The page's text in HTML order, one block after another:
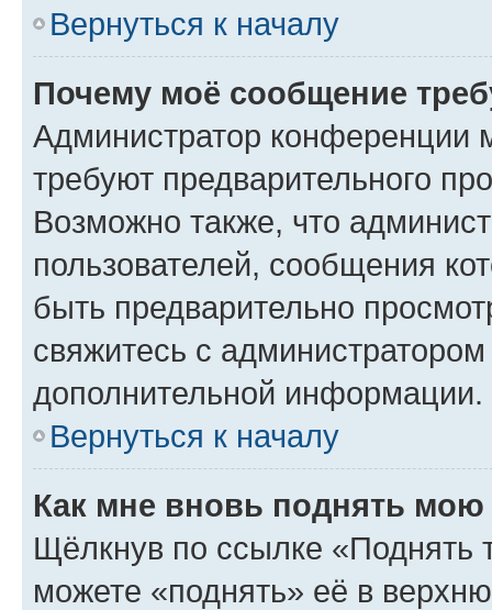
Вернуться к началу
Почему моё сообщение
Администратор конференции
требуют предварительного
Возможно также, что
пользователей, сообщения
быть предварительно
свяжитесь с
дополнительной информации.
Вернуться к началу
Как мне вновь поднять мою
Щёлкнув по ссылке «Поднять
можете «поднять» её в